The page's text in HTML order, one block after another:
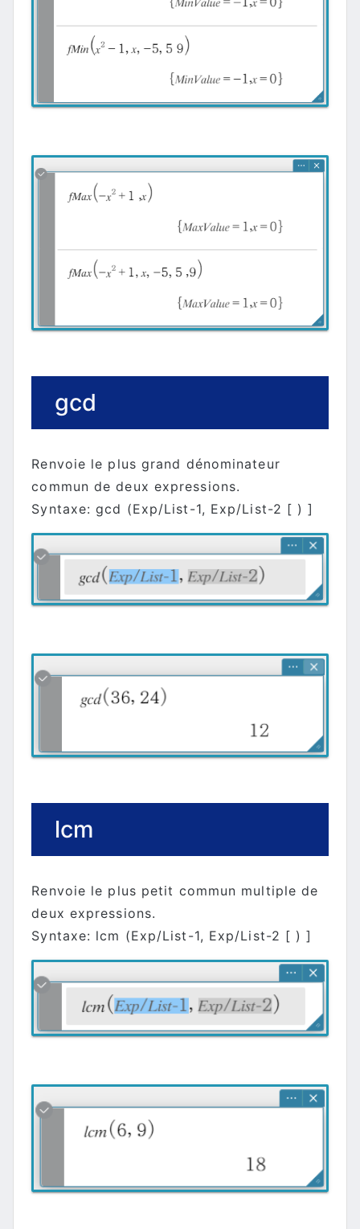
gcd
Renvoie le plus grand dénominateur
commun de deux expressions.
Syntaxe: gcd (Exp/List-1, Exp/List-2 [ ) ]
lcm
Renvoie le plus petit commun multiple de
deux expressions.
Syntaxe: lcm (Exp/List-1, Exp/List-2 [ ) ]